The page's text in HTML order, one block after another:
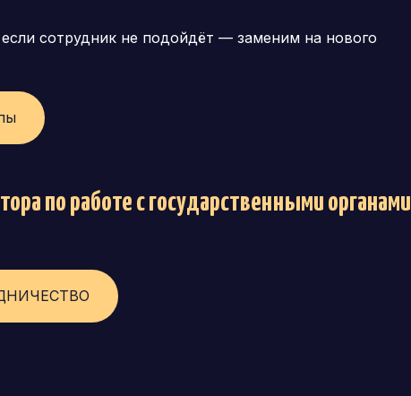
(COO)
развитию
если сотрудник не подойдёт — заменим на нового
по работе с государственными органами